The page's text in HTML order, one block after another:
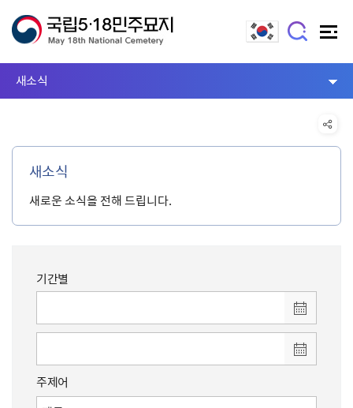
새소식
새소식
새로운 소식을 전해 드립니다.
기간별
주제어